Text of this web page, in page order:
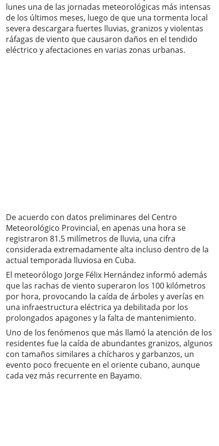
lunes una de las jornadas meteorológicas más intensas
de los últimos meses, luego de que una tormenta local
severa descargara fuertes lluvias, granizos y violentas
ráfagas de viento que causaron daños en el tendido
eléctrico y afectaciones en varias zonas urbanas.
De acuerdo con datos preliminares del Centro
Meteorológico Provincial, en apenas una hora se
registraron 81.5 milímetros de lluvia, una cifra
considerada extremadamente alta incluso dentro de la
actual temporada lluviosa en Cuba.
El meteorólogo Jorge Félix Hernández informó además
que las rachas de viento superaron los 100 kilómetros
por hora, provocando la caída de árboles y averías en
una infraestructura eléctrica ya debilitada por los
prolongados apagones y la falta de mantenimiento.
Uno de los fenómenos que más llamó la atención de los
residentes fue la caída de abundantes granizos, algunos
con tamaños similares a chícharos y garbanzos, un
evento poco frecuente en el oriente cubano, aunque
cada vez más recurrente en Bayamo.